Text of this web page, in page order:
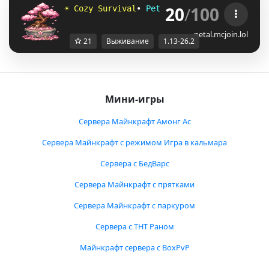
☀ Cozy Survival • Pet lM c• 1. 13 -2 ❀
20/100
petal.mcjoin.lol
21 Выживание 1.13-26.2
Мини-игры
Сервера Майнкрафт Амонг Ас
Сервера Майнкрафт с режимом Игра в кальмара
Сервера с БедВарс
Сервера Майнкрафт с прятками
Сервера Майнкрафт с паркуром
Сервера с ТНТ Раном
Майнкрафт сервера с BoxPvP